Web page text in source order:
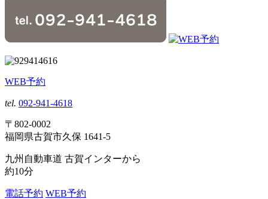
WEB予約
tel. 092-941-4618
〒802-0002
福岡県古賀市久保 1641-5
九州自動車道 古賀インターから
約10分
電話予約 WEB予約